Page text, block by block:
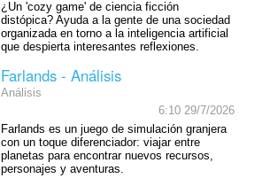
¿Un 'cozy game' de ciencia ficción
distópica? Ayuda a la gente de una sociedad
organizada en torno a la inteligencia artificial
que despierta interesantes reflexiones.
Farlands - Análisis
Análisis
6:10 29/7/2026
Farlands es un juego de simulación granjera
con un toque diferenciador: viajar entre
planetas para encontrar nuevos recursos,
personajes y aventuras.